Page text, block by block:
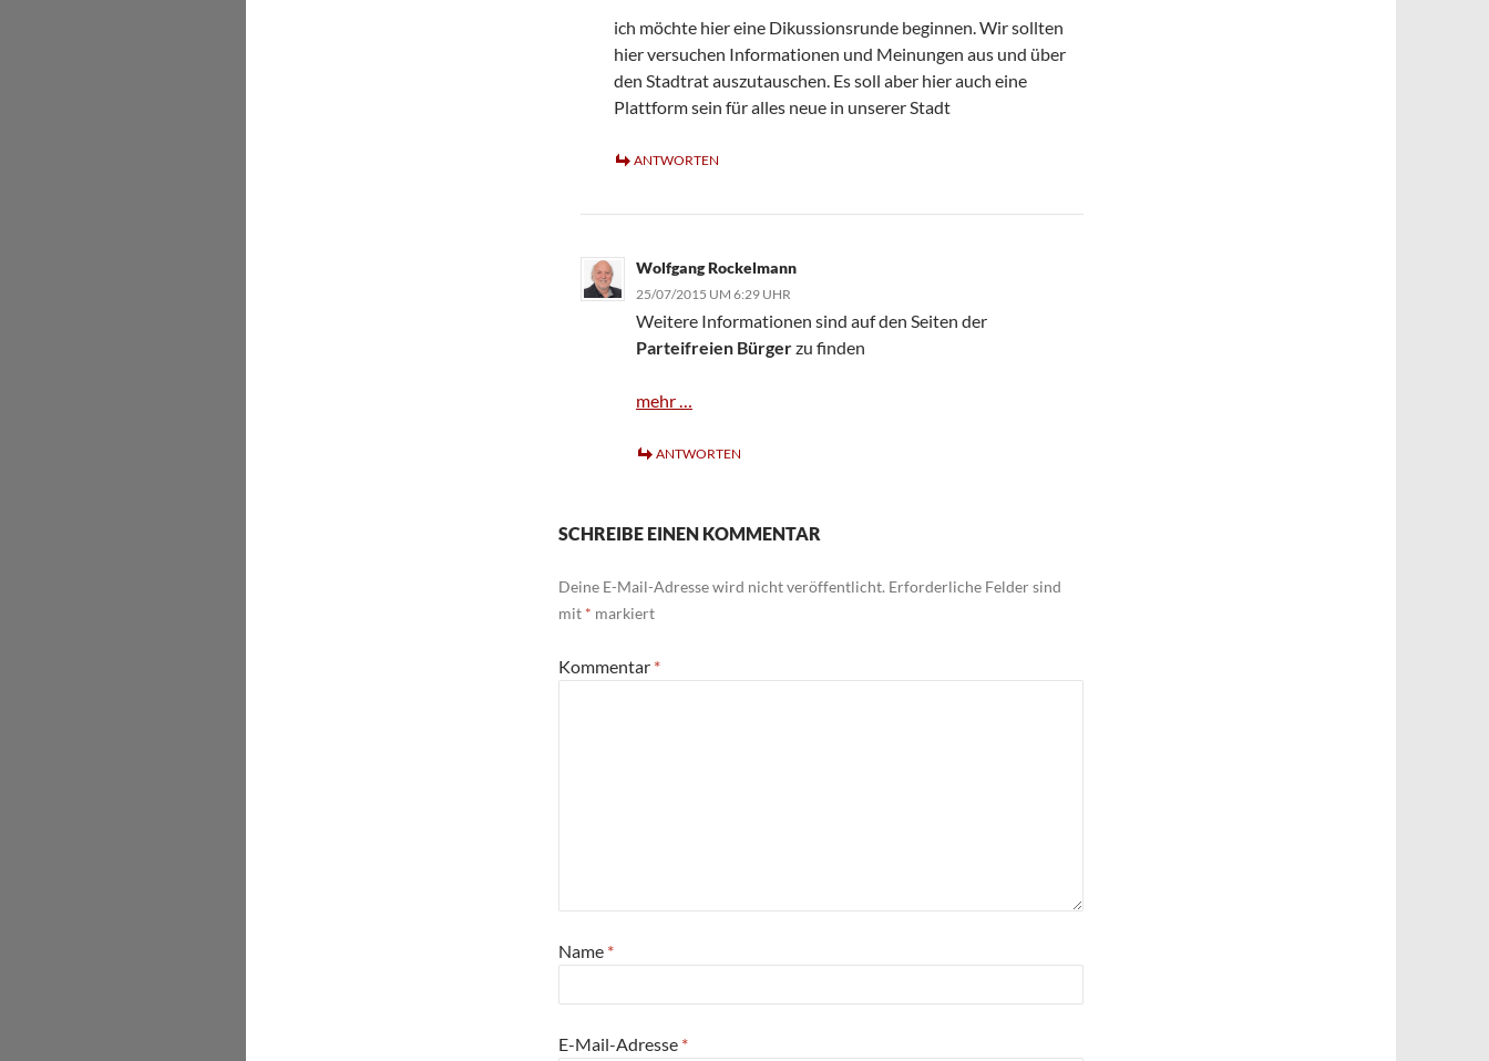
ich möchte hier eine Dikussionsrunde beginnen. Wir sollten
hier versuchen Informationen und Meinungen aus und über
den Stadtrat auszutauschen. Es soll aber hier auch eine
Plattform sein für alles neue in unserer Stadt
ANTWORTEN
Wolfgang Rockelmann
25/07/2015 UM 6:29 UHR
Weitere Informationen sind auf den Seiten der
Parteifreien Bürgerzu finden
mehr …
ANTWORTEN
SCHREIBE EINEN KOMMENTAR
Deine E-Mail-Adresse wird nicht veröffentlicht. Erforderliche Felder sind
mit * markiert
Kommentar *
Name *
E-Mail-Adresse *